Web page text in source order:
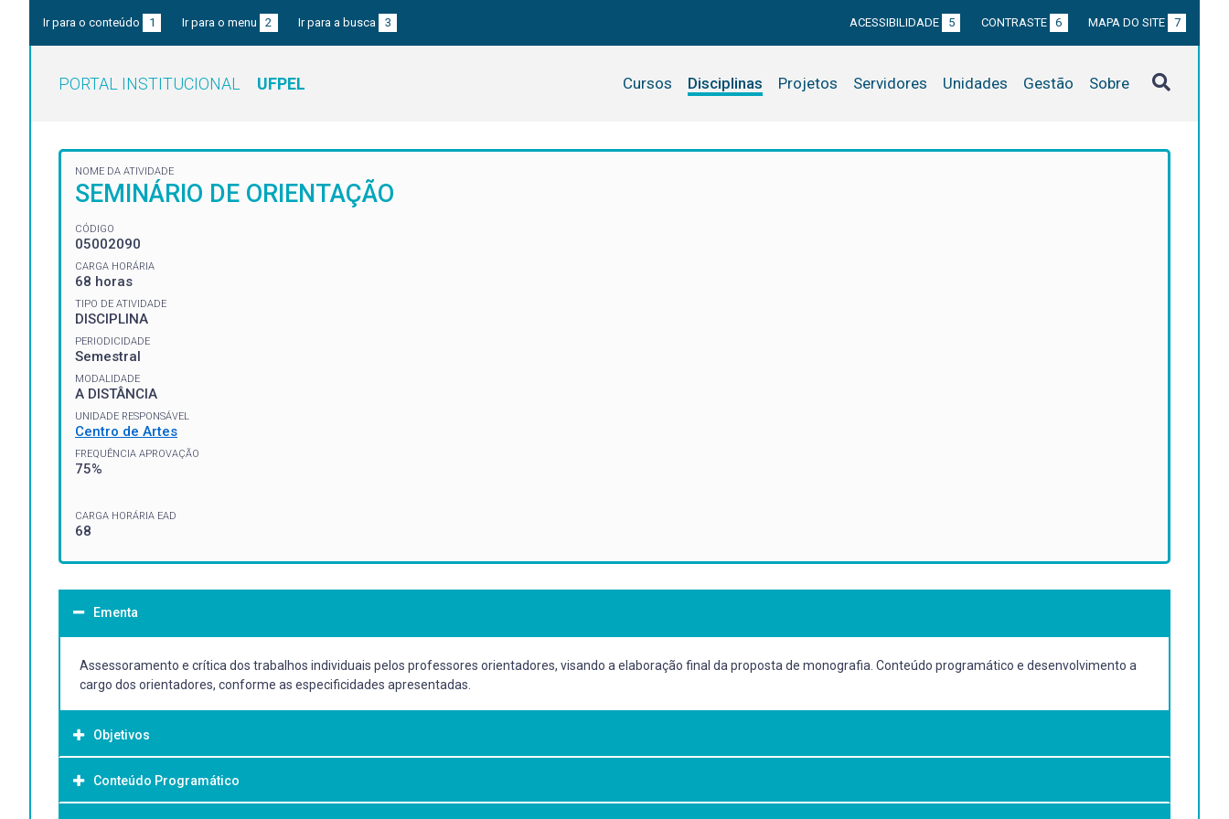
Ir para o conteúdo 1 Ir para o menu 2 Ir para a busca 3 ACESSIBILIDADE 5 CONTRASTE 6 MAPA DO SITE 7
PORTAL INSTITUCIONAL UFPEL Cursos Disciplinas Projetos Servidores Unidades Gestão Sobre
NOME DA ATIVIDADE
SEMINÁRIO DE ORIENTAÇÃO
CÓDIGO
05002090
CARGA HORÁRIA
68 horas
TIPO DE ATIVIDADE
DISCIPLINA
PERIODICIDADE
Semestral
MODALIDADE
A DISTÂNCIA
UNIDADE RESPONSÁVEL
Centro de Artes
FREQUÊNCIA APROVAÇÃO
75%
CARGA HORÁRIA EAD
68
Ementa
Assessoramento e crítica dos trabalhos individuais pelos professores orientadores, visando a elaboração final da proposta de monografia. Conteúdo programático e desenvolvimento a
cargo dos orientadores, conforme as especificidades apresentadas.
Objetivos
Objetivo Geral:
Conteúdo Programático